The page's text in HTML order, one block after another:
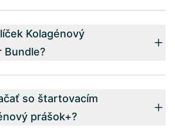
Kolagénový
Bundle?
so štartovacím
prášok+?